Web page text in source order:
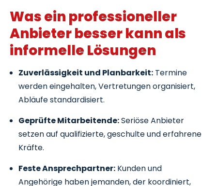
Was ein professioneller
Anbieter besser kann als
informelle Lösungen
Zuverlässigkeit und Planbarkeit: Termine
werden eingehalten, Vertretungen organisiert,
Abläufe standardisiert.
Geprüfte Mitarbeitende:Seriöse Anbieter
setzen auf qualifizierte, geschulte und erfahrene
Kräfte.
Feste Ansprechpartner: Kunden und
Angehörige haben jemanden, der koordiniert,